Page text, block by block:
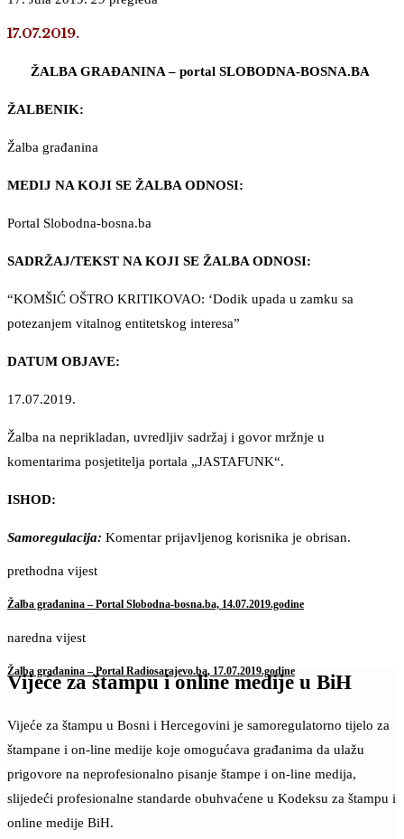
17.07.2019.
ŽALBA GRAĐANINA – portal SLOBODNA-BOSNA.BA
ŽALBENIK:
Žalba građanina
MEDIJ NA KOJI SE ŽALBA ODNOSI:
Portal Slobodna-bosna.ba
SADRŽAJ/TEKST NA KOJI SE ŽALBA ODNOSI:
“KOMŠIĆ OŠTRO KRITIKOVAO: ‘Dodik upada u zamku sa
potezanjem vitalnog entitetskog interesa”
DATUM OBJAVE:
17.07.2019.
Žalba na neprikladan, uvredljiv sadržaj i govor mržnje u
komentarima posjetitelja portala „JASTAFUNK“.
ISHOD:
Samoregulacija: Komentar prijavljenog korisnika je obrisan.
prethodna vijest
Žalba građanina – Portal Slobodna-bosna.ba, 14.07.2019.godine
naredna vijest
Žalba građanina – Portal Radiosarajevo.ba, 17.07.2019.godine
Vijeće za štampu i online medije u BiH
Vijeće za štampu u Bosni i Hercegovini je samoregulatorno tijelo za
štampane i on-line medije koje omogućava građanima da ulažu
prigovore na neprofesionalno pisanje štampe i on-line medija,
slijedeći profesionalne standarde obuhvaćene u Kodeksu za štampu i
online medije BiH.